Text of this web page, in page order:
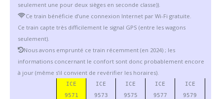
seulement une pour deux sièges en seconde classe)).
Ce train bénéficie d’une connexion Internet par Wi-Fi gratuite.
Ce train capte très difficilement le signal GPS (entre les wagons
seulement).
Nous avons emprunté ce train récemment (en 2024) ; les
informations concernant le confort sont donc probablement encore
à jour (même s’il convient de revérifier les horaires).
ICE
9571
ICE
9573
ICE
9575
ICE
9577
ICE
9579